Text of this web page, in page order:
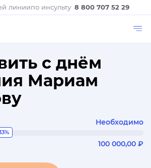
линиипо инсульту 8 800 707 52 29
с днём
Мариам
Необходимо
100 000,00 ₽